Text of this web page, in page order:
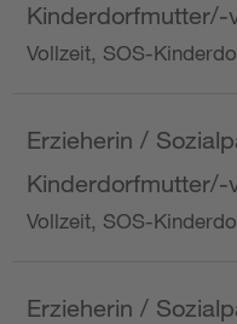
Kinderdorfmutter/-
Vollzeit, SOS-
Erzieherin /
Kinderdorfmutter/-
Vollzeit, SOS-
Erzieherin /